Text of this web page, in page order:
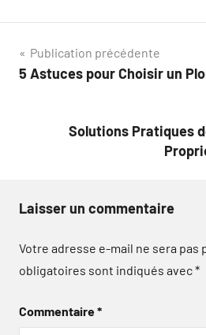
Navigation
de
Publication précédente
5 Astuces pour Choisir un
Solutions Pratiques
Laisser un commentaire
Votre adresse e-mail ne sera pas
obligatoires sont indiqués avec*
Commentaire*